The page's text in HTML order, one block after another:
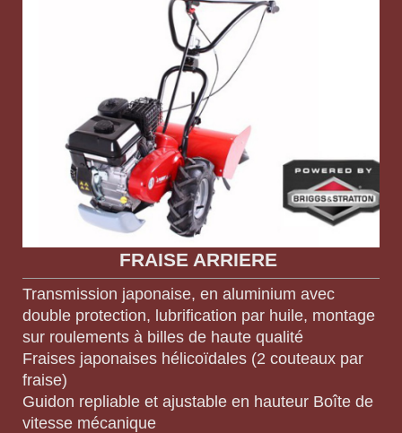
FRAISE ARRIERE
Transmission japonaise, en aluminium avec
double protection, lubrification par huile, montage
sur roulements à billes de haute qualité
Fraises japonaises hélicoïdales (2 couteaux par
fraise)
Guidon repliable et ajustable en hauteur Boîte de
vitesse mécanique